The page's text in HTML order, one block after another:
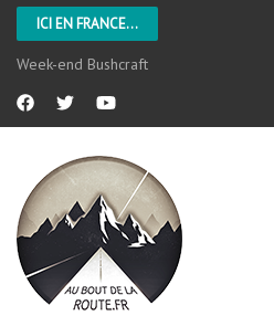
ICI EN FRANCE...
Week-end Bushcraft